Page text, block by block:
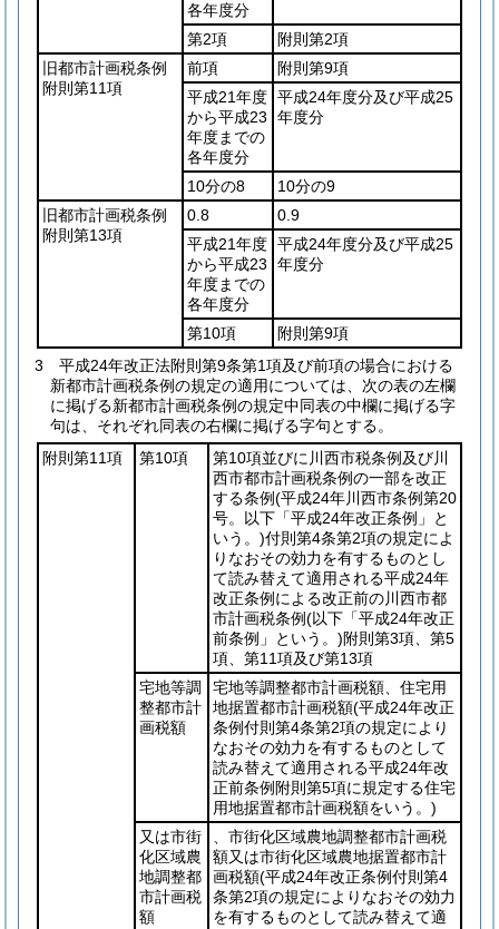
各年度分
第2項
附則第2項
旧都市計画税条例
附則第11項
前項
附則第9項
平成21年度
から平成23
年度までの
各年度分
平成24年度分及び平成25
年度分
10分の8
10分の9
旧都市計画税条例
附則第13項
0.8
0.9
平成21年度
から平成23
年度までの
各年度分
平成24年度分及び平成25
年度分
第10項
附則第9項
3
平成24年改正法附則第9条第1項及び前項の場合における
新都市計画税条例の規定の適用については、次の表の左欄
に掲げる新都市計画税条例の規定中同表の中欄に掲げる字
句は、それぞれ同表の右欄に掲げる字句とする。
附則第11項
第10項
第10項並びに川西市税条例及び川
西市都市計画税条例の一部を改正
する条例(平成24年川西市条例第20
号。以下「平成24年改正条例」と
いう。)付則第4条第2項の規定によ
りなおその効力を有するものとし
て読み替えて適用される平成24年
改正条例による改正前の川西市都
市計画税条例(以下「平成24年改正
前条例」という。)附則第3項、第5
項、第11項及び第13項
宅地等調
整都市計
画税額
宅地等調整都市計画税額、住宅用
地据置都市計画税額(平成24年改正
条例付則第4条第2項の規定により
なおその効力を有するものとして
読み替えて適用される平成24年改
正前条例附則第5項に規定する住宅
用地据置都市計画税額をいう。)
又は市街
化区域農
地調整都
市計画税
額
、市街化区域農地調整都市計画税
額又は市街化区域農地据置都市計
画税額(平成24年改正条例付則第4
条第2項の規定によりなおその効力
を有するものとして読み替えて適